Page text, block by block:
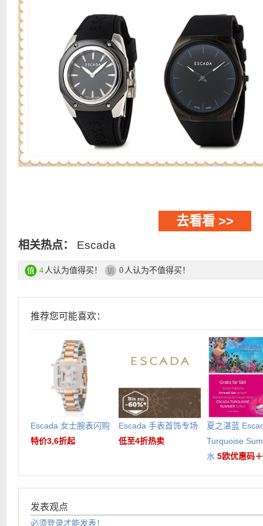
去看看 >>
相关热点： Escada
4 人认为值得买！ 0 人认为不值得买！
推荐您可能喜欢：
Escada 女士腕表闪购
特价3,6折起
Escada 手表首饰专场
低至4折热卖
夏之湛蓝
Turquoise
水 5欧优惠码
发表观点
必须登录才能发表！